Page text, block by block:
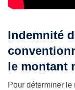
Indemnité
le montant
Pour déterminer le